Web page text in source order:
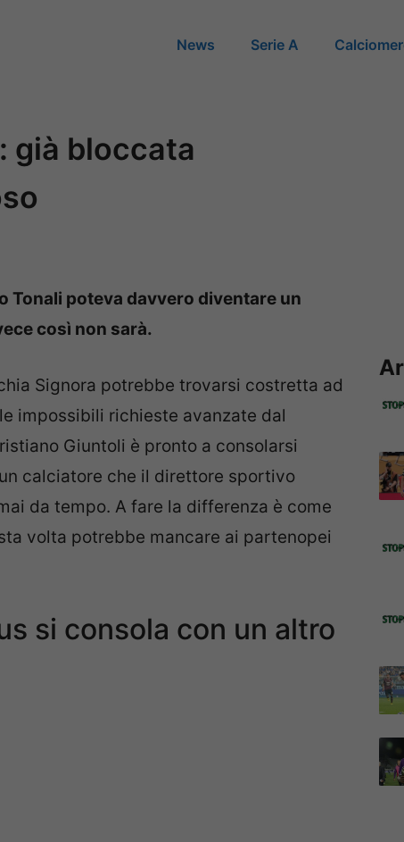
News Serie A
già bloccata
Tonali poteva davvero diventare un
così non sarà.
Signora potrebbe trovarsi costretta ad
impossibili richieste avanzate dal
Giuntoli è pronto a consolarsi
calciatore che il direttore sportivo
da tempo. A fare la differenza è come
volta potrebbe mancare ai partenopei
si consola con un altro